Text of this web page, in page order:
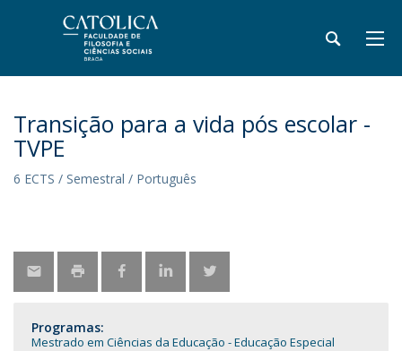
Transição para a vida pós escolar -
TVPE
6 ECTS / Semestral / Português
Programas:
Mestrado em Ciências da Educação - Educação Especial